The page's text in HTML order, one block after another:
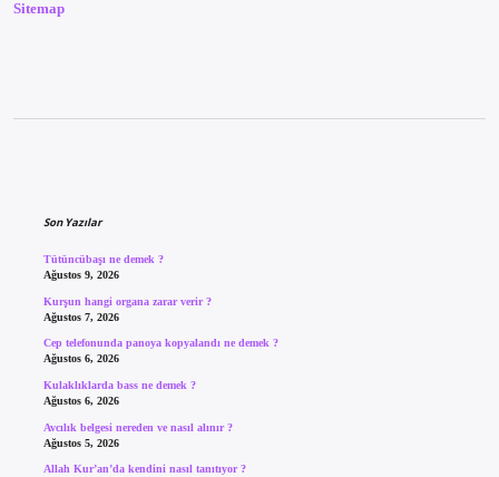
Sitemap
Son Yazılar
Tütüncübaşı ne demek ?
Ağustos 9, 2026
Kurşun hangi organa zarar verir ?
Ağustos 7, 2026
Cep telefonunda panoya kopyalandı ne demek ?
Ağustos 6, 2026
Kulaklıklarda bass ne demek ?
Ağustos 6, 2026
Avcılık belgesi nereden ve nasıl alınır ?
Ağustos 5, 2026
Allah Kur’an’da kendini nasıl tanıtıyor ?